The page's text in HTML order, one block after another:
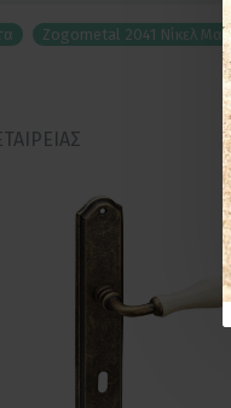
Zogometal 2041 Νίκελ Ματ